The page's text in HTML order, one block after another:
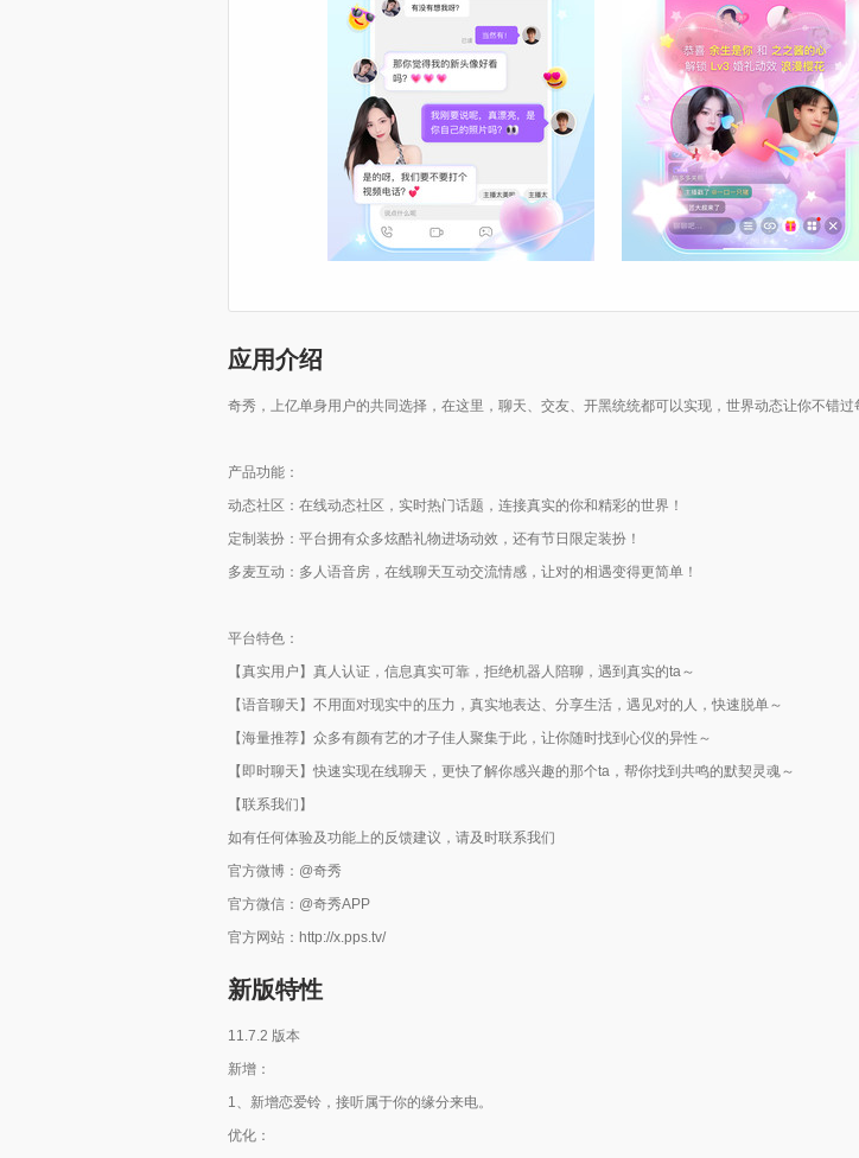
应用介绍
奇秀，上亿单身用户的共同选择，在这里，聊天、交友、开黑统统都可以实现，世界动态让你不错
产品功能：
动态社区：在线动态社区，实时热门话题，连接真实的你和精彩的世界！
定制装扮：平台拥有众多炫酷礼物进场动效，还有节日限定装扮！
多麦互动：多人语音房，在线聊天互动交流情感，让对的相遇变得更简单！
平台特色：
【真实用户】真人认证，信息真实可靠，拒绝机器人陪聊，遇到真实的ta～
【语音聊天】不用面对现实中的压力，真实地表达、分享生活，遇见对的人，快速脱单～
【海量推荐】众多有颜有艺的才子佳人聚集于此，让你随时找到心仪的异性～
【即时聊天】快速实现在线聊天，更快了解你感兴趣的那个ta，帮你找到共鸣的默契灵魂～
【联系我们】
如有任何体验及功能上的反馈建议，请及时联系我们
官方微博：@奇秀
官方微信：@奇秀APP
官方网站：http://x.pps.tv/
新版特性
11.7.2 版本
新增：
1、新增恋爱铃，接听属于你的缘分来电。
优化：